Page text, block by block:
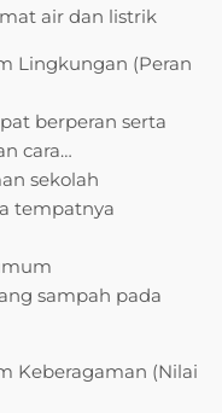
air dan listrik
Lingkungan (Peran
berperan serta
cara…
sekolah
tempatnya
sampah pada
Keberagaman (Nilai